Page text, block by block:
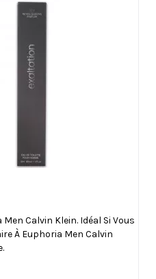
Calvin Klein. Idéal Si Vous
À Euphoria Men Calvin